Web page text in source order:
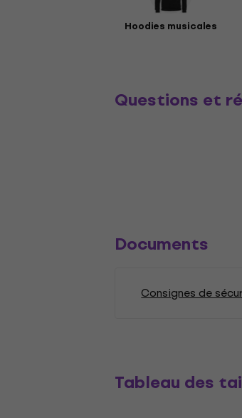
Hoodies musicales
Questions et
Documents
Consignes de
Tableau des